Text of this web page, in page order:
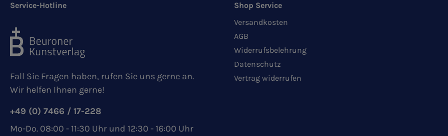
Service-Hotline
Fall Sie Fragen haben, rufen Sie uns gerne an.
Wir helfen Ihnen gerne!
+49 (0) 7466 / 17-228
Mo-Do. 08:00 - 11:30 Uhr und 12:30 - 16:00 Uhr
Shop Service
Versandkosten
AGB
Widerrufsbelehrung
Datenschutz
Vertrag widerrufen